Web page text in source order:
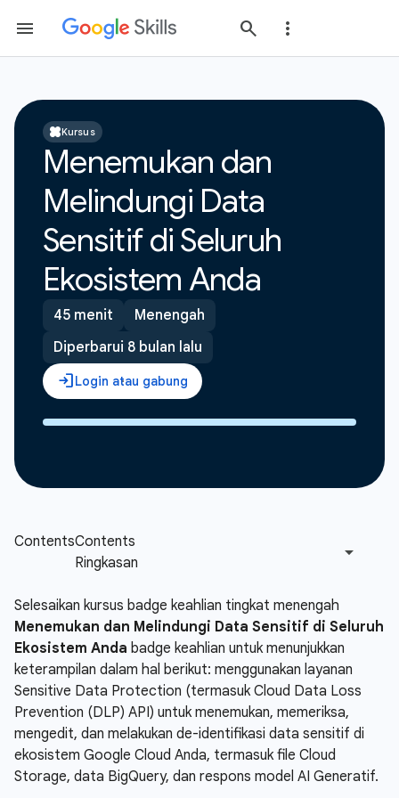
Kursus
Menemukan dan
Melindungi Data
Sensitif di Seluruh
Ekosistem Anda
45 menit
Menengah
Diperbarui 8 bulan lalu
Selesaikan kursus badge keahlian tingkat menengah
Menemukan dan Melindungi Data Sensitif di Seluruh
Ekosistem Anda badge keahlian untuk menunjukkan
keterampilan dalam hal berikut: menggunakan layanan
Sensitive Data Protection (termasuk Cloud Data Loss
Prevention (DLP) API) untuk menemukan, memeriksa,
mengedit, dan melakukan de-identifikasi data sensitif di
ekosistem Google Cloud Anda, termasuk file Cloud
Storage, data BigQuery, dan respons model AI Generatif.